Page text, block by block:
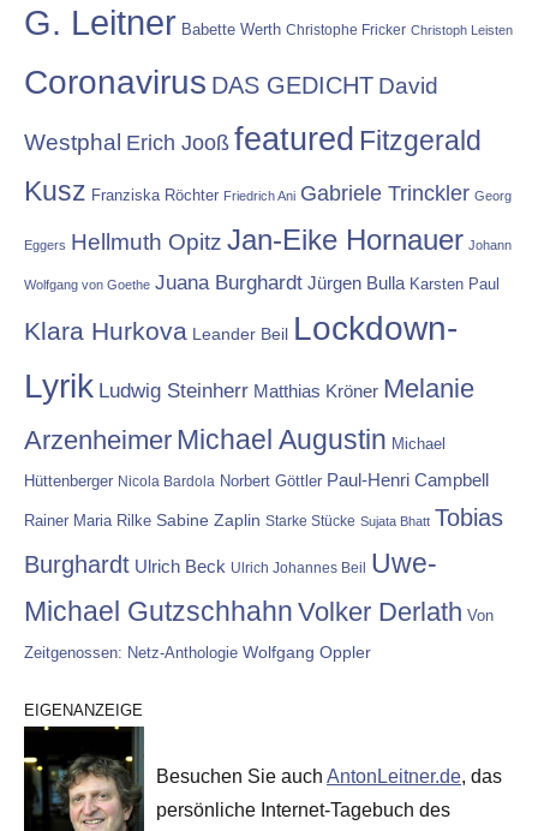
G. Leitner Babette Werth Christophe Fricker Christoph Leisten
Coronavirus DAS GEDICHT David
Westphal Erich Jooß featured Fitzgerald
Kusz Franziska Röchter Friedrich Ani Gabriele Trinckler Georg
Eggers Hellmuth Opitz Jan-Eike Hornauer Johann
Wolfgang von Goethe Juana Burghardt Jürgen Bulla Karsten Paul
Klara Hurkova Leander Beil Lockdown-
Lyrik Ludwig Steinherr Matthias Kröner Melanie
Arzenheimer Michael Augustin Michael
Hüttenberger Nicola Bardola Norbert Göttler Paul-Henri Campbell
Rainer Maria Rilke Sabine Zaplin Starke Stücke Sujata Bhatt Tobias
Burghardt Ulrich Beck Ulrich Johannes Beil Uwe-
Michael Gutzschhahn Volker Derlath Von
Zeitgenossen: Netz-Anthologie Wolfgang Oppler
EIGENANZEIGE
Besuchen Sie auch AntonLeitner.de, das
persönliche Internet-Tagebuch des